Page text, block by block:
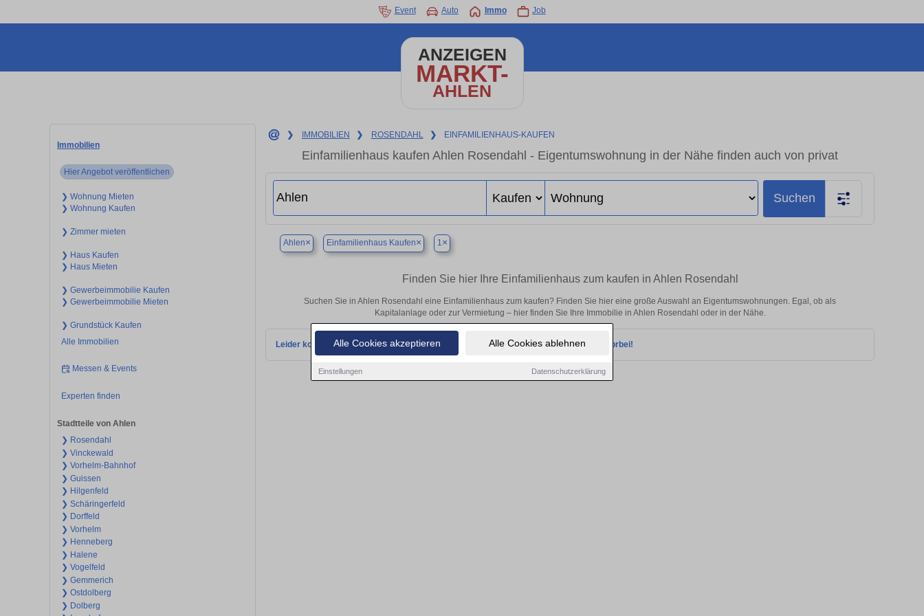
Alle Cookies akzeptieren Alle Cookies ablehnen
Einstellungen Datenschutzerklärung
Event Auto Immo Job
ANZEIGEN
MARKT-
AHLEN
Immobilien
Hier Angebot veröffentlichen
❯ Wohnung Mieten
❯ Wohnung Kaufen
❯ Zimmer mieten
❯ Haus Kaufen
❯ Haus Mieten
❯ Gewerbeimmobilie Kaufen
❯ Gewerbeimmobilie Mieten
❯ Grundstück Kaufen
Alle Immobilien
Messen & Events
Experten finden
Stadtteile von Ahlen
❯ Rosendahl
❯ Vinckewald
❯ Vorhelm-Bahnhof
❯ Guissen
❯ Hilgenfeld
❯ Schäringerfeld
❯ Dorffeld
❯ Vorhelm
❯ Henneberg
❯ Halene
❯ Vogelfeld
❯ Gemmerich
❯ Ostdolberg
❯ Dolberg
❯ IMMOBILIEN ❯ ROSENDAHL ❯ EINFAMILIENHAUS-KAUFEN
Einfamilienhaus kaufen Ahlen Rosendahl - Eigentumswohnung in der Nähe finden auch von privat
Suchen
Ahlen× Einfamilienhaus Kaufen× 1×
Finden Sie hier Ihre Einfamilienhaus zum kaufen in Ahlen Rosendahl
Suchen Sie in Ahlen Rosendahl eine Einfamilienhaus zum kaufen? Finden Sie hier eine große Auswahl an Eigentumswohnungen. Egal, ob als
Kapitalanlage oder zur Vermietung – hier finden Sie Ihre Immobilie in Ahlen Rosendahl oder in der Nähe.
Leider konnten wir derzeit keine passenden Objekte finden. Schauen Sie bald wieder vorbei!